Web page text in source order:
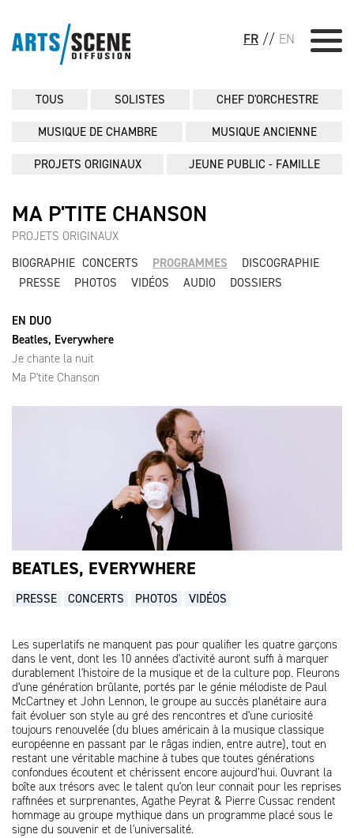
FR // EN
TOUS SOLISTES CHEF D'ORCHESTRE
MUSIQUE DE CHAMBRE MUSIQUE ANCIENNE
PROJETS ORIGINAUX JEUNE PUBLIC - FAMILLE
MA P'TITE CHANSON
PROJETS ORIGINAUX
BIOGRAPHIE CONCERTS PROGRAMMES
DISCOGRAPHIE
PRESSE
PHOTOS VIDÉOS AUDIO DOSSIERS
EN DUO
Beatles, Everywhere
Je chante la nuit
Ma P'tite Chanson
BEATLES, EVERYWHERE
PRESSE CONCERTS PHOTOS VIDÉOS
Les superlatifs ne manquent pas pour qualifier les quatre garçons
dans le vent, dont les 10 années d'activité auront suffi à marquer
durablement l'histoire de la musique et de la culture pop. Fleurons
d'une génération brûlante, portés par le génie mélodiste de Paul
McCartney et John Lennon, le groupe au succès planétaire aura
fait évoluer son style au gré des rencontres et d'une curiosité
toujours renouvelée (du blues américain à la musique classique
européenne en passant par le râgas indien, entre autre), tout en
restant une véritable machine à tubes que toutes générations
confondues écoutent et chérissent encore aujourd’hui. Ouvrant la
boîte aux trésors avec le talent qu'on leur connait pour les reprises
raffinées et surprenantes, Agathe Peyrat & Pierre Cussac rendent
hommage au groupe mythique dans un programme placé sous le
signe du souvenir et de l'universalité.